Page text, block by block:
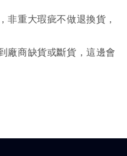
重大瑕疵不做退換貨，
廠商缺貨或斷貨，這邊會